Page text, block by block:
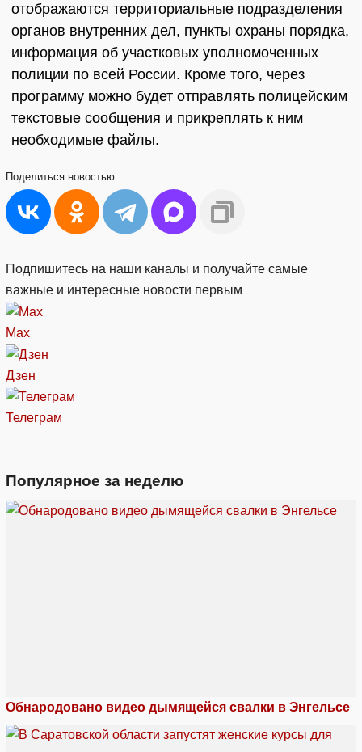
отображаются территориальные подразделения
органов внутренних дел, пункты охраны порядка,
информация об участковых уполномоченных
полиции по всей России. Кроме того, через
программу можно будет отправлять полицейским
текстовые сообщения и прикреплять к ним
необходимые файлы.
Поделиться новостью:
Подпишитесь на наши каналы и получайте самые
важные и интересные новости первым
Max
Дзен
Телеграм
Популярное за неделю
Обнародовано видео дымящейся свалки в Энгельсе